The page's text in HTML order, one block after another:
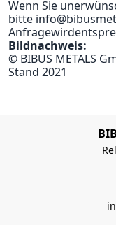
Wenn Sie
bitte
Anfragewird
Bildnachweis:
© BIBUS METALS
Stand 2021